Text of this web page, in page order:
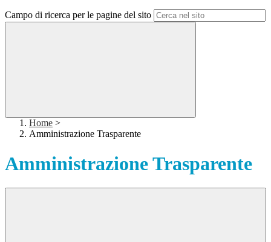
Campo di ricerca per le pagine del sito
Home >
Amministrazione Trasparente
Amministrazione Trasparente